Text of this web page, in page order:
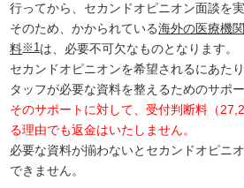
行ってから、セカンドオピニオン面談を
そのため、かかられている海外の医療機
料※1は、必要不可欠なものとなります。
セカンドオピニオンを希望されるにあた
タッフが必要な資料を整えるためのサポ
そのサポートに対して、受付判断料（
る理由でも返金はいたしません。
必要な資料が揃わないとセカンドオピニ
できません。